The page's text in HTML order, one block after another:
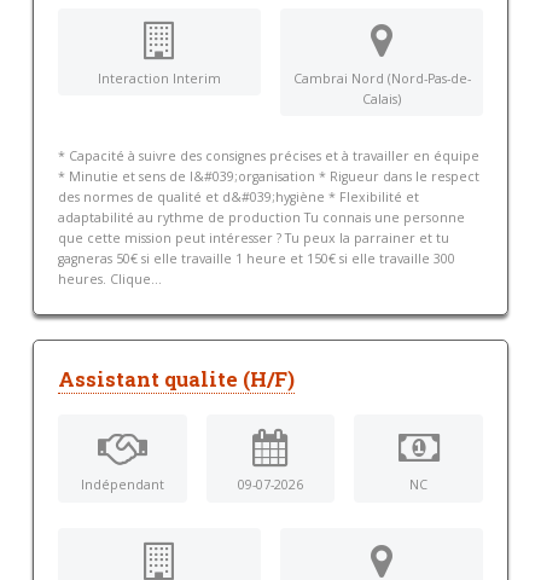
Interaction Interim
Cambrai Nord (Nord-Pas-de-
Calais)
* Capacité à suivre des consignes précises et à travailler en équipe
* Minutie et sens de l&#039;organisation * Rigueur dans le respect
des normes de qualité et d&#039;hygiène * Flexibilité et
adaptabilité au rythme de production Tu connais une personne
que cette mission peut intéresser ? Tu peux la parrainer et tu
gagneras 50€ si elle travaille 1 heure et 150€ si elle travaille 300
heures. Clique...
Assistant qualite (H/F)
Indépendant 09-07-2026 NC